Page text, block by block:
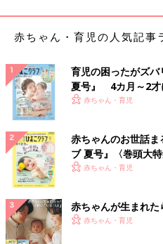
赤ちゃん・育児の人気記事
育児の困ったがズ
夏号』 4カ月～2才
いっぱい！
赤ちゃん・育児
赤ちゃんのお世話
ブ 夏号』〈巻頭大
く！ おっぱい・ミ
赤ちゃん・育児
赤ちゃんが生まれた
赤ちゃん・育児